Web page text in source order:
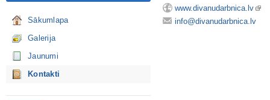
Sākumlapa
Galerija
Jaunumi
Kontakti
www.divanudarbnica.lv
info@divanudarbnica.lv